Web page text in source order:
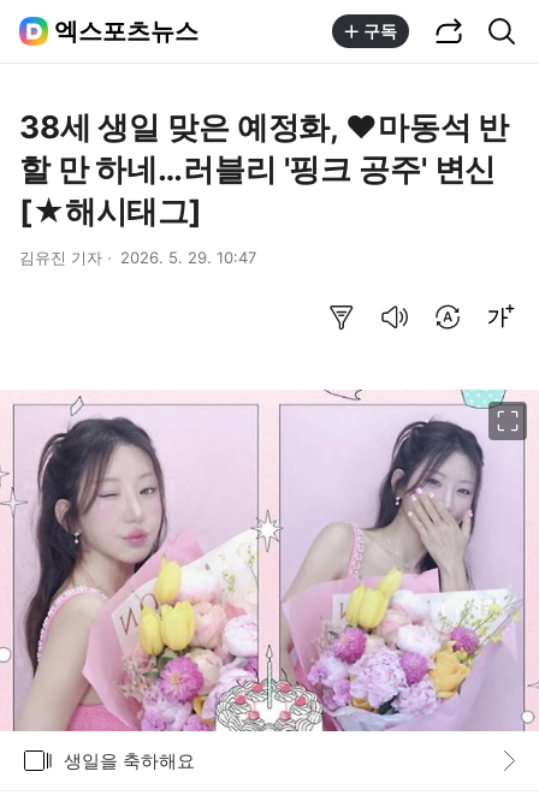
엑스포츠뉴스 구독
38세 생일 맞은 예정화, ♥마동석 반
할 만 하네…러블리 '핑크 공주' 변신
[★해시태그]
김유진 기자 2026. 5. 29. 10:47
생일을 축하해요